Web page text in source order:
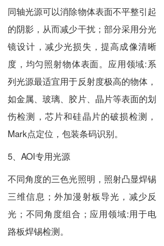
同轴光源可以消除物体表面不平整引起
的阴影，从而减少干扰；部分采用分光
镜设计，减少光损失，提高成像清晰
度，均匀照射物体表面。应用领域:系
列光源最适宜用于反射度极高的物体，
如金属、玻璃、胶片、晶片等表面的划
伤检测，芯片和硅晶片的破损检测，
Mark点定位，包装条码识别。
5、AOI专用光源
不同角度的三色光照明，照射凸显焊锡
三维信息；外加漫射板导光，减少反
光；不同角度组合；应用领域:用于电
路板焊锡检测。